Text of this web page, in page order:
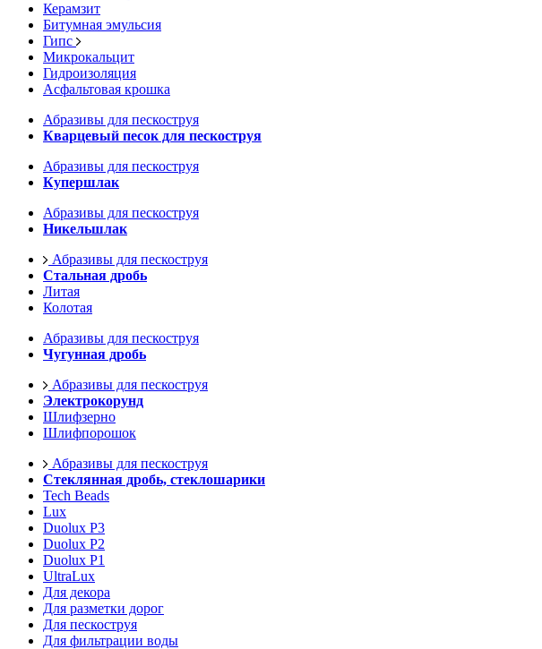
Керамзит
Битумная эмульсия
Гипс
Микрокальцит
Гидроизоляция
Асфальтовая крошка
Абразивы для пескоструя
Кварцевый песок для пескоструя
Абразивы для пескоструя
Купершлак
Абразивы для пескоструя
Никельшлак
Абразивы для пескоструя
Стальная дробь
Литая
Колотая
Абразивы для пескоструя
Чугунная дробь
Абразивы для пескоструя
Электрокорунд
Шлифзерно
Шлифпорошок
Абразивы для пескоструя
Стеклянная дробь, стеклошарики
Tech Beads
Lux
Duolux P3
Duolux P2
Duolux P1
UltraLux
Для декора
Для разметки дорог
Для пескоструя
Для фильтрации воды